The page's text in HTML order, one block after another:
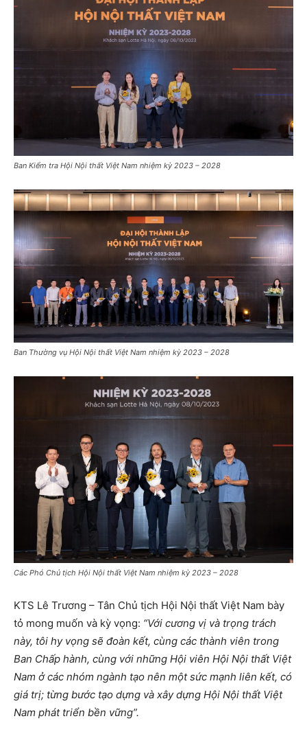
Ban Kiểm tra Hội Nội thất Việt Nam nhiệm kỳ 2023 – 2028
Ban Thường vụ Hội Nội thất Việt Nam nhiệm kỳ 2023 – 2028
Các Phó Chủ tịch Hội Nội thất Việt Nam nhiệm kỳ 2023 – 2028
KTS Lê Trương – Tân Chủ tịch Hội Nội thất Việt Nam bày
tỏ mong muốn và kỳ vọng: “Với cương vị và trọng trách
này, tôi hy vọng sẽ đoàn kết, cùng các thành viên trong
Ban Chấp hành, cùng với những Hội viên Hội Nội thất Việt
Nam ở các nhóm ngành tạo nên một sức mạnh liên kết, có
giá trị; từng bước tạo dựng và xây dựng Hội Nội thất Việt
Nam phát triển bền vững”.